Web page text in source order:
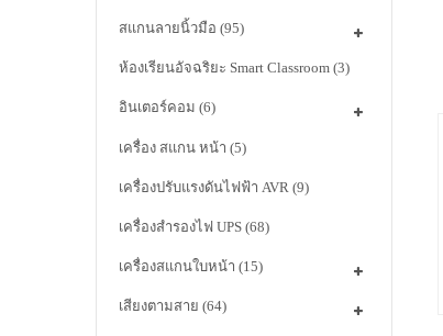
สแกนลายนิ้วมือ (95)
ห้องเรียนอัจฉริยะ Smart Classroom (3)
อินเตอร์คอม (6)
เครื่อง สแกน หน้า (5)
เครื่องปรับแรงดันไฟฟ้า AVR (9)
เครื่องสำรองไฟ UPS (68)
เครื่องสแกนใบหน้า (15)
เสียงตามสาย (64)